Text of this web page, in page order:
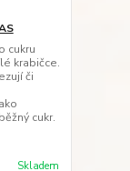
cukru
krabičce.
či
cukr.
Skladem